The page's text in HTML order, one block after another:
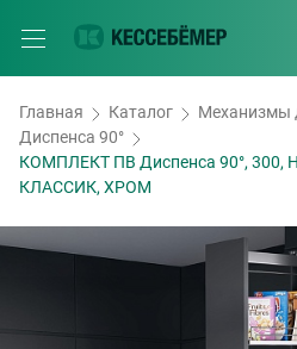
Главная Каталог
Механизмы
Диспенса 90°
КОМПЛЕКТ ПВ Диспенса 90°, 300,
КЛАССИК, ХРОМ